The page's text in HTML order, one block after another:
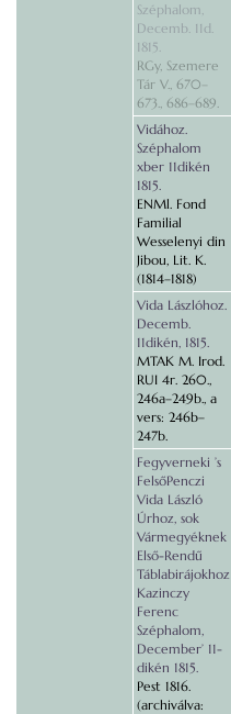
Széphalom,
Decemb. 11d.
1815.
RGy, Szemere
Tár V., 670–
673., 686–689.
Vidához.
Széphalom
xber 11dikén
1815.
ENMl. Fond
Familial
Wesselenyi din
Jibou, Lit. K.
(1814–1818)
Vida Lászlóhoz.
Decemb.
11dikén, 1815.
MTAK M. Irod.
RUI 4r. 260.,
246a–249b., a
vers: 246b–
247b.
Fegyverneki ’s
FelsőPenczi
Vida László
Úrhoz, sok
Vármegyéknek
Első-Rendű
Táblabirájokhoz
Kazinczy
Ferenc
Széphalom,
December’ 11-
dikén 1815.
Pest 1816.
(archiválva: